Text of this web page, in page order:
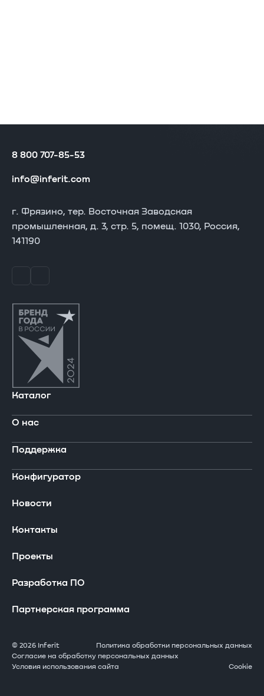
8 800 707-85-53
info@inferit.com
г. Фрязино, тер. Восточная Заводская
промышленная, д. 3, стр. 5, помещ. 1030, Россия,
141190
Каталог
О нас
Поддержка
Конфигуратор
Новости
Контакты
Проекты
Разработка ПО
Партнерская программа
© 2026 Inferit
Политика обработки персональных данных
Согласие на обработку персональных данных
Условия использования сайта
Cookie